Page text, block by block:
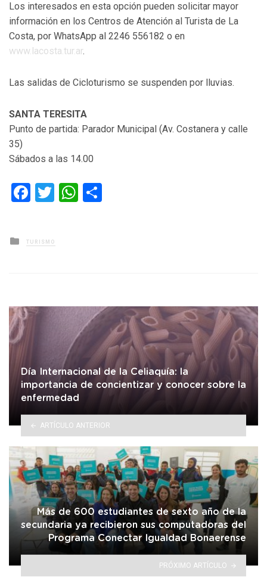
Los interesados en esta opción pueden solicitar mayor
información en los Centros de Atención al Turista de La
Costa, por WhatsApp al 2246 556182 o en
www.lacosta.tur.ar.
Las salidas de Cicloturismo se suspenden por lluvias.
SANTA TERESITA
Punto de partida: Parador Municipal (Av. Costanera y calle
35)
Sábados a las 14.00
Facebook
TwitterWhatsApp
Posted
in
TURISMO
Día Internacional de la Celiaquía: la
importancia de concientizar y conocer sobre la
enfermedad
ARTÍCULO ANTERIOR
Más de 600 estudiantes de sexto año de la
secundaria ya recibieron sus computadoras del
Programa Conectar Igualdad Bonaerense
PRÓXIMO ARTÍCULO